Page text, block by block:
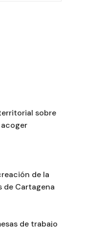
sobre
de la
de Cartagena
de trabajo